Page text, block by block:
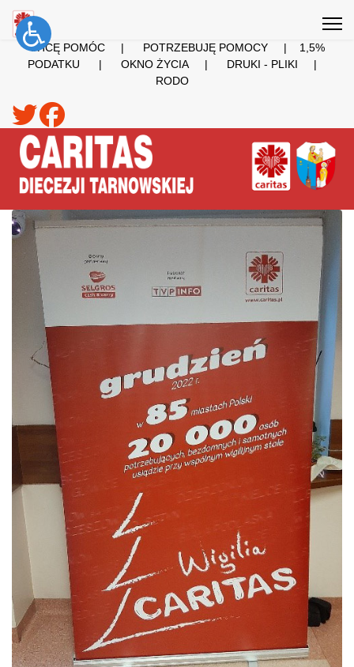
CHCĘ POMÓC | POTRZEBUJĘ POMOCY | 1,5%
PODATKU
| OKNO ŻYCIA | DRUKI - PLIKI
|
RODO